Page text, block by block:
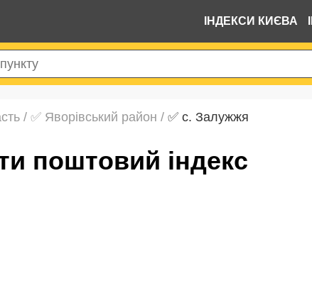
ІНДЕКСИ КИЄВА
/ ✅ Яворівський район / ✅ с. Залужжя
поштовий індекс